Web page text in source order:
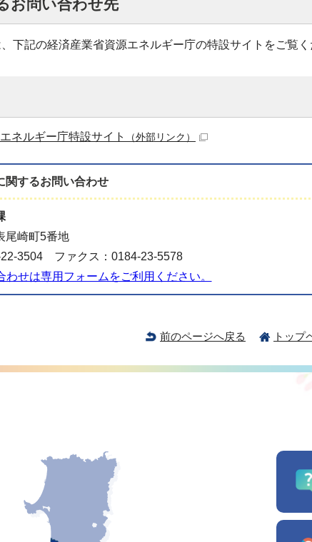
お問い合わせ先
下記の経済産業省資源エネルギー庁の特設サイトをご覧
ネルギー庁特設サイト （外部リンク）
関するお問い合わせ
尾崎町5番地
22-3504 ファクス：0184-23-5578
わせは専用フォームをご利用ください。
前のページへ戻る トップ